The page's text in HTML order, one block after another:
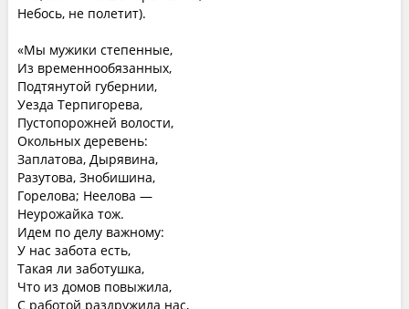
Небось, не полетит).
«Мы мужики степенные,
Из временнообязанных,
Подтянутой губернии,
Уезда Терпигорева,
Пустопорожней волости,
Окольных деревень:
Заплатова, Дырявина,
Разутова, Знобишина,
Горелова; Неелова —
Неурожайка тож.
Идем по делу важному:
У нас забота есть,
Такая ли заботушка,
Что из домов повыжила,
С работой раздружила нас,